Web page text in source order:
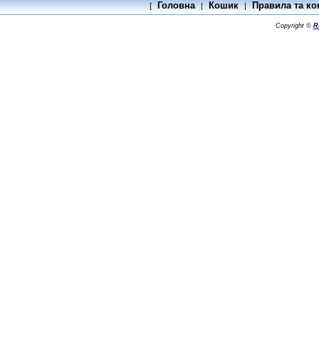
[ Головна | Кошик | Правила та
Copyright ©